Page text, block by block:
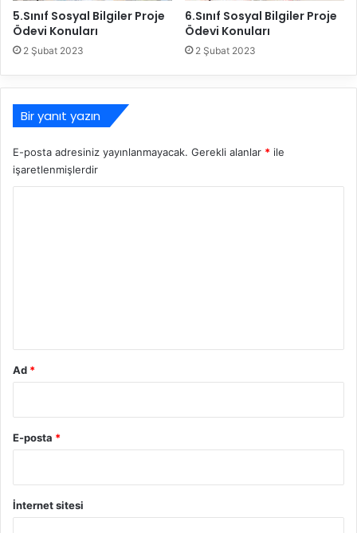
5.Sınıf Sosyal Bilgiler Proje
Ödevi Konuları
2 Şubat 2023
6.Sınıf Sosyal Bilgiler Proje
Ödevi Konuları
2 Şubat 2023
Bir yanıt yazın
E-posta adresiniz yayınlanmayacak. Gerekli alanlar * ile
işaretlenmişlerdir
Ad *
E-posta *
İnternet sitesi